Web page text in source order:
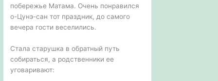
побережье Матама. Очень понравился
о-Цунэ-сан тот праздник, до самого
вечера гости веселились.
Стала старушка в обратный путь
собираться, а родственники ее
уговаривают: